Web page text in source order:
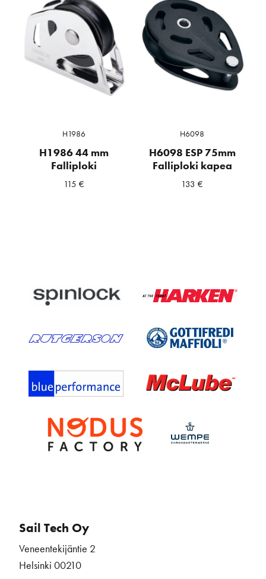
H1986
H1986 44 mm
Falliploki
115 €
H6098
H6098 ESP 75mm
Falliploki kapea
133€
Sail Tech Oy
Veneentekijäntie 2
Helsinki 00210